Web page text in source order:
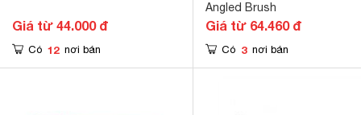
Giá từ 44.000 đ
Có 12 nơi bán
Angled Brush
Giá từ 64.460 đ
Có 3 nơi bán